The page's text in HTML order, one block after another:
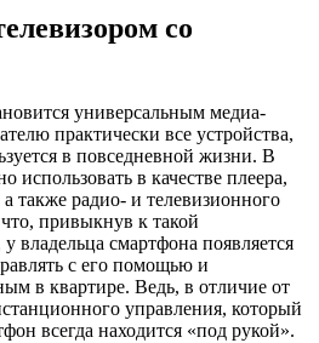
со
универсальным медиа-
практически все устройства,
в повседневной жизни. В
использовать в качестве плеера,
также радио- и телевизионного
привыкнув к такой
владельца смартфона появляется
с его помощью и
в квартире. Ведь, в отличие от
управления, который
всегда находится «под рукой».